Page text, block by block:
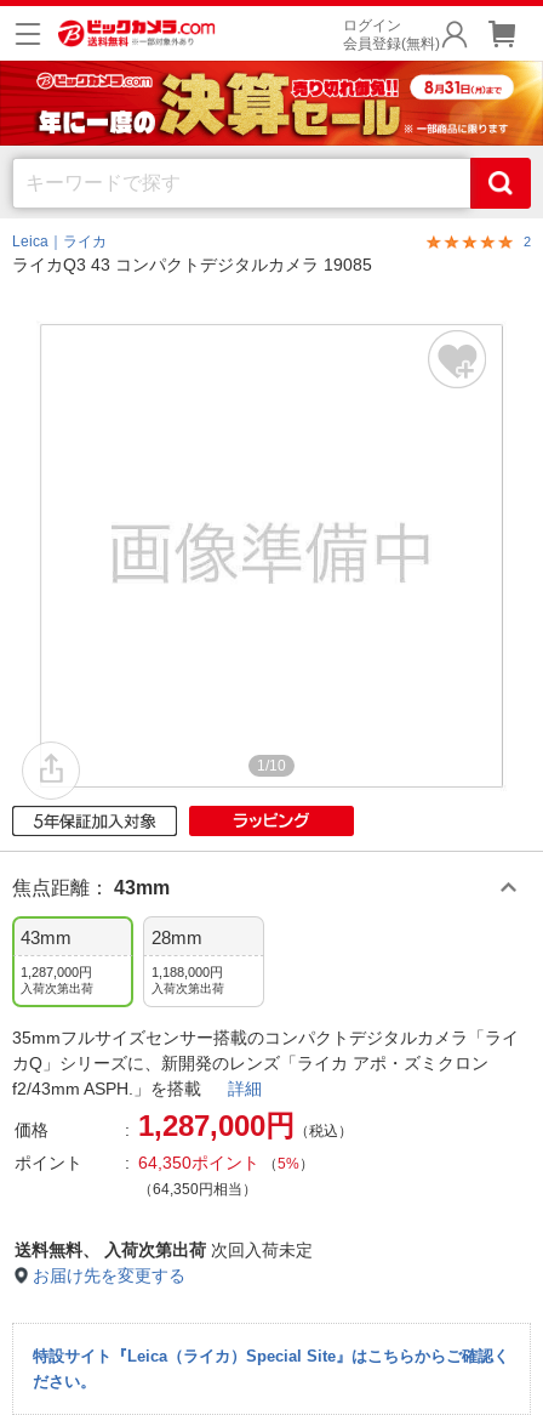
ログイン
会員登録(無料)
Leica｜ライカ 2
ライカQ3 43 コンパクトデジタルカメラ 19085
1/10
焦点距離 ： 43mm
43mm
1,287,000円
入荷次第出荷
28mm
1,188,000円
入荷次第出荷
35mmフルサイズセンサー搭載のコンパクトデジタルカメラ「ライ
カQ」シリーズに、新開発のレンズ「ライカ アポ・ズミクロン
f2/43mm ASPH.」を搭載 詳細
価格 1,287,000円 （税込）
ポイント 64,350ポイント （5%）
（64,350円相当）
送料無料、 入荷次第出荷 次回入荷未定
お届け先を変更する
特設サイト『Leica（ライカ）Special Site』はこちらからご確認く
ださい。